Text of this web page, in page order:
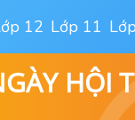
12 Lớp 11
HỘI